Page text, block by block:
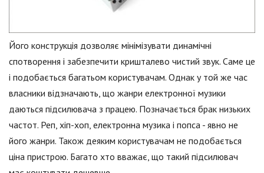
Його конструкція дозволяє мінімізувати динамічні
спотворення і забезпечити кришталево чистий звук. Саме це
і подобається багатьом користувачам. Однак у той же час
власники відзначають, що жанри електронної музики
даються підсилювача з працею. Позначається брак низьких
частот. Реп, хіп-хоп, електронна музика і попса - явно не
його жанри. Також деяким користувачам не подобається
ціна пристрою. Багато хто вважає, що такий підсилювач